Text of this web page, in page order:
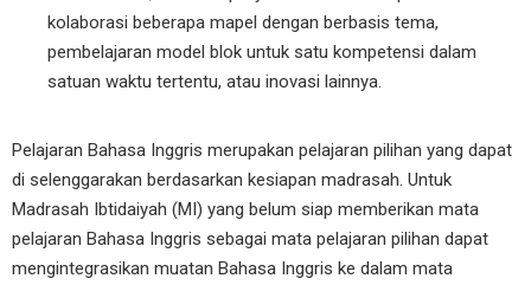
kolaborasi beberapa mapel dengan berbasis tema,
pembelajaran model blok untuk satu kompetensi dalam
satuan waktu tertentu, atau inovasi lainnya.
Pelajaran Bahasa Inggris merupakan pelajaran pilihan yang dapat
di selenggarakan berdasarkan kesiapan madrasah. Untuk
Madrasah Ibtidaiyah (MI) yang belum siap memberikan mata
pelajaran Bahasa Inggris sebagai mata pelajaran pilihan dapat
mengintegrasikan muatan Bahasa Inggris ke dalam mata